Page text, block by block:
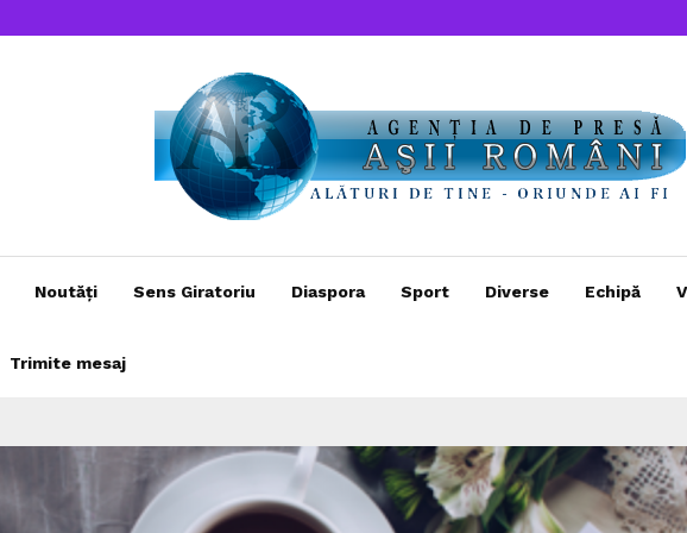
Noutăți Sens Giratoriu Diaspora Sport Diverse Echipă
Trimite mesaj